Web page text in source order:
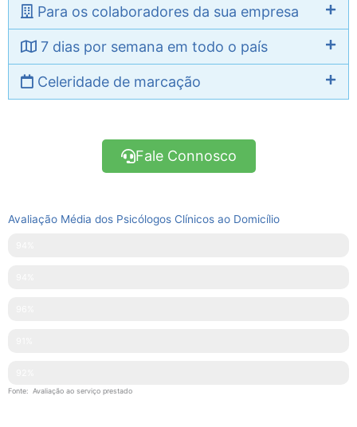
Para os colaboradores da sua empresa
7 dias por semana em todo o país
Celeridade de marcação
Fale Connosco
Avaliação Média dos Psicólogos Clínicos ao Domicílio
Fonte: Avaliação ao serviço prestado